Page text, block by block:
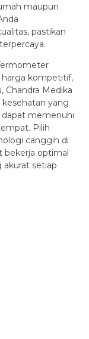
maupun
pastikan
harga kompetitif,
Chandra Medika
kesehatan yang
dapat memenuhi
Pilih
canggih di
bekerja optimal
akurat setiap